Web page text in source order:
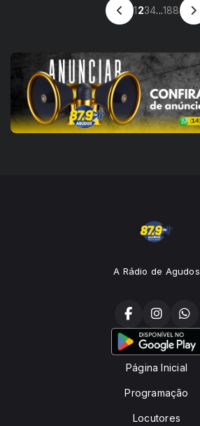
1234...188
A Rádio de Agudos
Página Inicial
Programação
Locutores